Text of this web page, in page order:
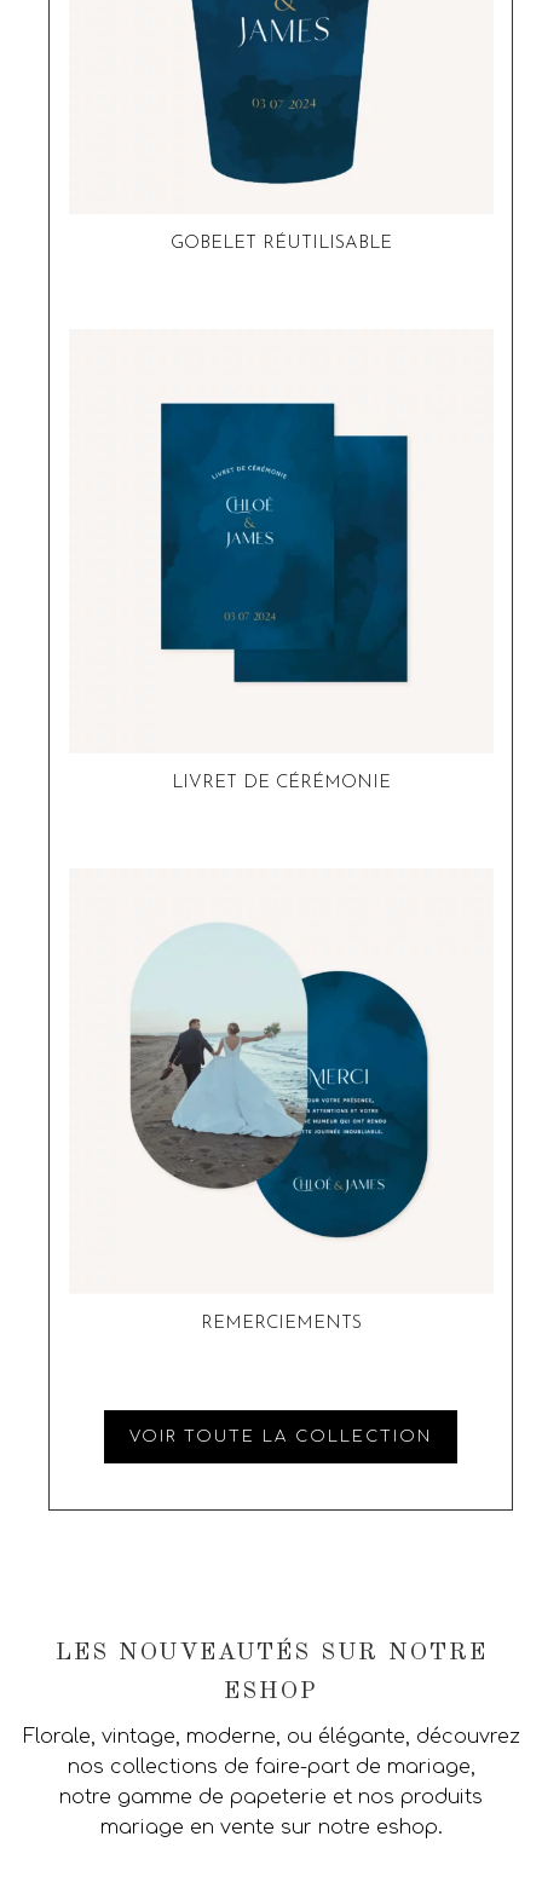
GOBELET RÉUTILISABLE
LIVRET DE CÉRÉMONIE
REMERCIEMENTS
VOIR TOUTE LA COLLECTION
LES NOUVEAUTÉS SUR NOTRE
ESHOP
Florale, vintage, moderne, ou élégante, découvrez
nos collections de faire-part de mariage,
notre gamme de papeterie et nos produits
mariage en vente sur notre eshop.